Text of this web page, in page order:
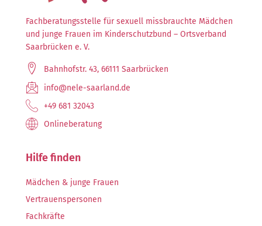
Fachberatungsstelle für sexuell missbrauchte Mädchen
und junge Frauen im Kinderschutzbund – Ortsverband
Saarbrücken e. V.
Bahnhofstr. 43, 66111 Saarbrücken
info@nele-saarland.de
+49 681 32043
Onlineberatung
Hilfe finden
Mädchen & junge Frauen
Vertrauenspersonen
Fachkräfte